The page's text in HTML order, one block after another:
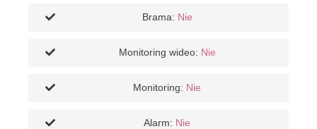
Brama: Nie
Monitoring wideo: Nie
Monitoring: Nie
Alarm: Nie